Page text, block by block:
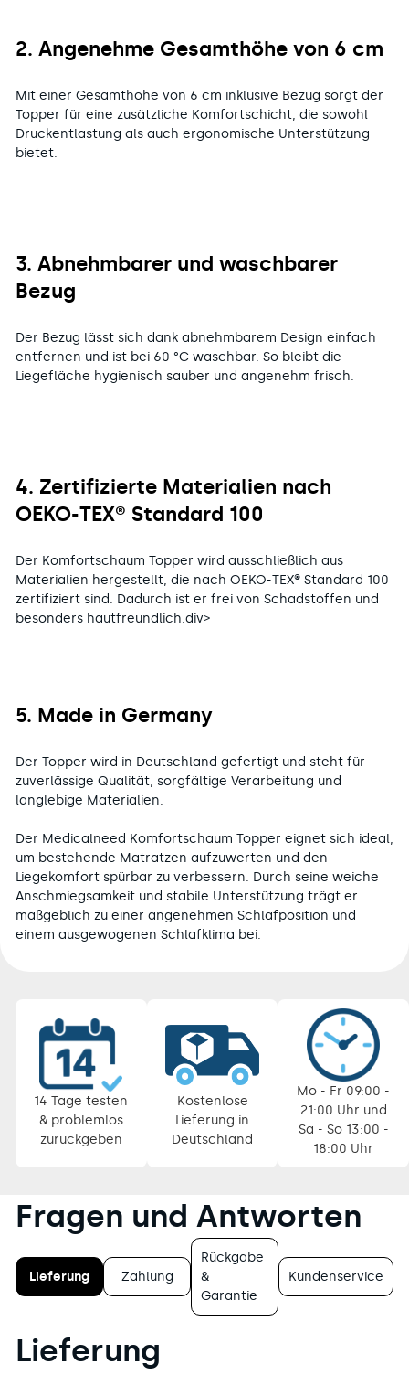
2. Angenehme Gesamthöhe von 6 cm
Mit einer Gesamthöhe von 6 cm inklusive Bezug sorgt der
Topper für eine zusätzliche Komfortschicht, die sowohl
Druckentlastung als auch ergonomische Unterstützung
bietet.
3. Abnehmbarer und waschbarer
Bezug
Der Bezug lässt sich dank abnehmbarem Design einfach
entfernen und ist bei 60 °C waschbar. So bleibt die
Liegefläche hygienisch sauber und angenehm frisch.
4. Zertifizierte Materialien nach
OEKO-TEX® Standard 100
Der Komfortschaum Topper wird ausschließlich aus
Materialien hergestellt, die nach OEKO-TEX® Standard 100
zertifiziert sind. Dadurch ist er frei von Schadstoffen und
besonders hautfreundlich.div>
5. Made in Germany
Der Topper wird in Deutschland gefertigt und steht für
zuverlässige Qualität, sorgfältige Verarbeitung und
langlebige Materialien.
Der Medicalneed Komfortschaum Topper eignet sich ideal,
um bestehende Matratzen aufzuwerten und den
Liegekomfort spürbar zu verbessern. Durch seine weiche
Anschmiegsamkeit und stabile Unterstützung trägt er
maßgeblich zu einer angenehmen Schlafposition und
einem ausgewogenen Schlafklima bei.
Pause
Diashow
14 Tage testen
& problemlos
zurückgeben
Kostenlose
Lieferung in
Deutschland
Mo - Fr 09:00 -
21:00 Uhr und
Sa - So 13:00 -
18:00 Uhr
Fragen und Antworten
Lieferung Zahlung
Rückgabe
&
Garantie
Kundenservice
Lieferung